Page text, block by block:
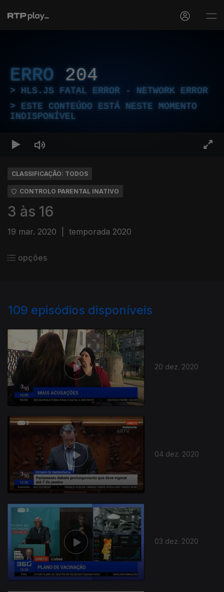
ERRO 204
HLS.JS FATAL ERROR - NETWORK ERROR
ESTE CONTEÚDO ESTÁ NESTE MOMENTO
INDISPONÍVEL
CLASSIFICAÇÃO: TODOS
CONTROLO PARENTAL INATIVO
3 às 16
19 mar. 2020 temporada 2020
opções
109 episódios disponíveis
20 dez. 2020
04 dez. 2020
03 dez. 2020